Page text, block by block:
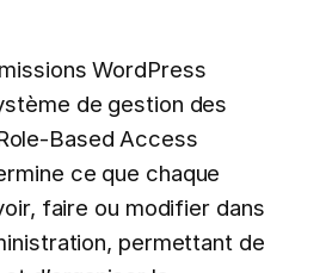
WordPress
de gestion des
Based Access
ce que chaque
faire ou modifier dans
permettant de